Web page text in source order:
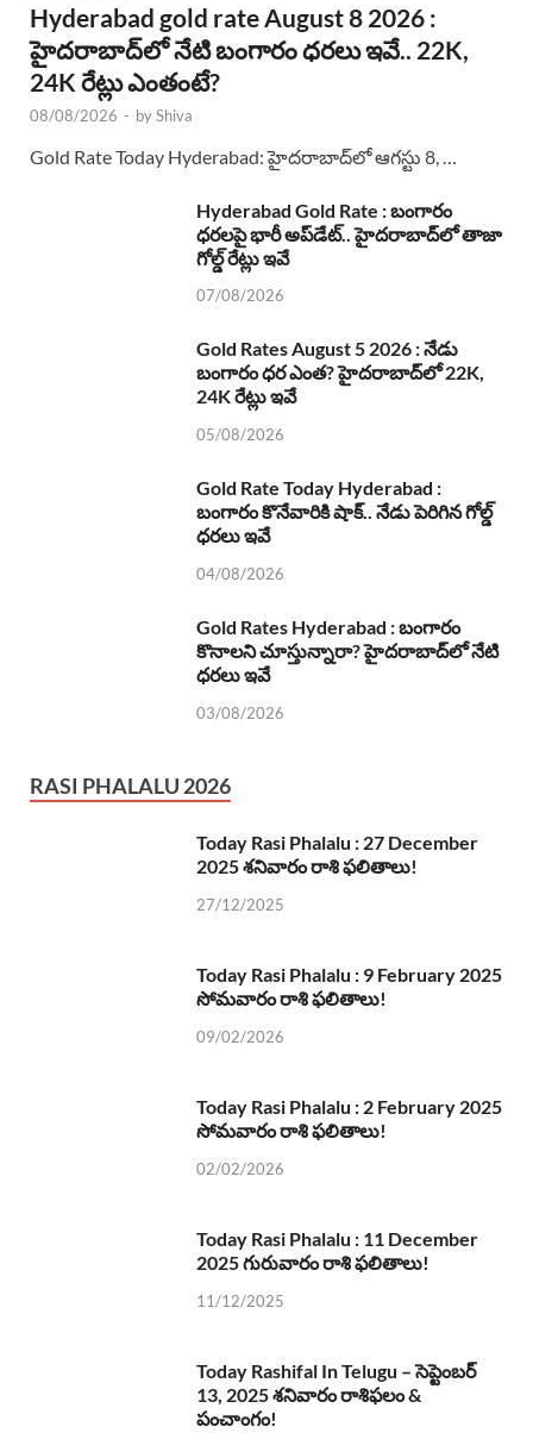
Hyderabad gold rate August 8 2026 :
హైదరాబాద్‌లో నేటి బంగారం ధరలు ఇవే.. 22K,
24K రేట్లు ఎంతంటే?
08/08/2026 - byShiva
Gold Rate Today Hyderabad: హైదరాబాద్‌లో ఆగస్టు 8, …
Hyderabad Gold Rate : బంగారం
ధరలపై భారీ అప్‌డేట్.. హైదరాబాద్‌లో తాజా
గోల్డ్ రేట్లు ఇవే
07/08/2026
Gold Rates August 5 2026 : నేడు
బంగారం ధర ఎంత? హైదరాబాద్‌లో 22K,
24K రేట్లు ఇవే
05/08/2026
Gold Rate Today Hyderabad :
బంగారం కొనేవారికి షాక్.. నేడు పెరిగిన గోల్డ్
ధరలు ఇవే
04/08/2026
Gold Rates Hyderabad : బంగారం
కొనాలని చూస్తున్నారా? హైదరాబాద్‌లో నేటి
ధరలు ఇవే
03/08/2026
RASI PHALALU 2026
Today Rasi Phalalu : 27 December
2025 శనివారం రాశి ఫలితాలు!
27/12/2025
Today Rasi Phalalu : 9 February 2025
సోమవారం రాశి ఫలితాలు!
09/02/2026
Today Rasi Phalalu : 2 February 2025
సోమవారం రాశి ఫలితాలు!
02/02/2026
Today Rasi Phalalu : 11 December
2025 గురువారం రాశి ఫలితాలు!
11/12/2025
Today Rashifal In Telugu – సెప్టెంబర్
13, 2025 శనివారం రాశిఫలం &
పంచాంగం!